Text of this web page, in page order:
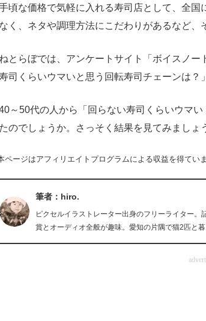
頃な価格で気軽に入れる寿司店として、全国
く、ネタや調理方法にこだわりがあるなど、
とらぼでは、アンケートサイト「ボイスノー
司くらいウマいと思う回転寿司チェーンは？
～50代の人から「回らない寿司くらいウマ
のでしょうか。さっそく結果を見てみましょ
ページはアフィリエイトプログラムによる収益を得てい
筆者：hiro.
ピクセルイラストレーター出身のフリーライター
賞とオーディオ全般が趣味。愛知の片隅で猫2匹と暮